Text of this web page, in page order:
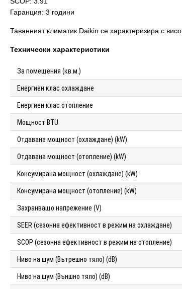
Гаранция: 3 години
Таванният климатик Daikin се характеризира с
Технически характеристики
За помещения (кв.м.)
Енергиен клас охлаждане
Енергиен клас отопление
Мощност BTU
Отдавана мощност (охлаждане) (kW)
Отдавана мощност (отопление) (kW)
Консумирана мощност (охлаждане) (kW)
Консумирана мощност (отопление) (kW)
Захранващо напрежение (V)
SEER (сезонна ефективност в режим на охлаждане)
SCOP (сезонна ефективност в режим на отопление)
Ниво на шум (Вътрешно тяло) (dB)
Ниво на шум (Външно тяло) (dB)